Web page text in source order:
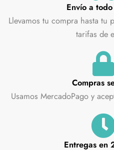
Envío a
Llevamos tu compra hasta tu
tarifas de
Compras
Usamos MercadoPago y
Entregas en